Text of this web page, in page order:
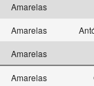
Amarelas
Amarelas
Amarelas
Amarelas